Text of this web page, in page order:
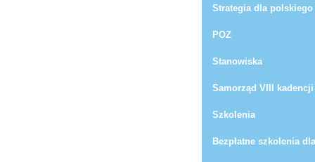
Strategia dla
POZ
Stanowiska
Samorząd VIII kadencji
Szkolenia
Bezpłatne szkolenia